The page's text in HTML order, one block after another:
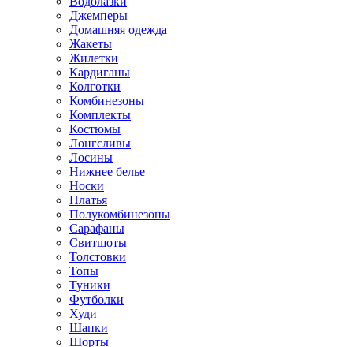
Джемперы
Домашняя одежда
Жакеты
Жилетки
Кардиганы
Колготки
Комбинезоны
Комплекты
Костюмы
Лонгсливы
Лосины
Нижнее белье
Носки
Платья
Полукомбинезоны
Сарафаны
Свитшоты
Толстовки
Топы
Туники
Футболки
Худи
Шапки
Шорты